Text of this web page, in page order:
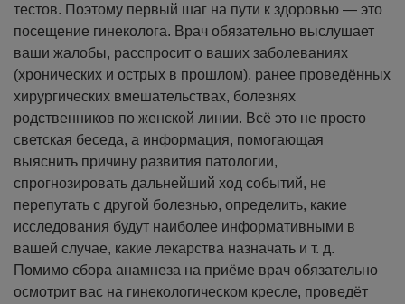
тестов. Поэтому первый шаг на пути к здоровью — это
посещение гинеколога. Врач обязательно выслушает
ваши жалобы, расспросит о ваших заболеваниях
(хронических и острых в прошлом), ранее проведённых
хирургических вмешательствах, болезнях
родственников по женской линии. Всё это не просто
светская беседа, а информация, помогающая
выяснить причину развития патологии,
спрогнозировать дальнейший ход событий, не
перепутать с другой болезнью, определить, какие
исследования будут наиболее информативными в
вашей случае, какие лекарства назначать и т. д.
Помимо сбора анамнеза на приёме врач обязательно
осмотрит вас на гинекологическом кресле, проведёт